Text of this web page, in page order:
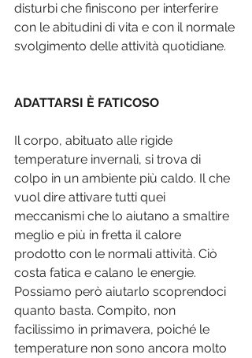
disturbi che finiscono per interferire
con le abitudini di vita e con il normale
svolgimento delle attività quotidiane.
ADATTARSI È FATICOSO
Il corpo, abituato alle rigide
temperature invernali, si trova di
colpo in un ambiente più caldo. Il che
vuol dire attivare tutti quei
meccanismi che lo aiutano a smaltire
meglio e più in fretta il calore
prodotto con le normali attività. Ciò
costa fatica e calano le energie.
Possiamo però aiutarlo scoprendoci
quanto basta. Compito, non
facilissimo in primavera, poiché le
temperature non sono ancora molto